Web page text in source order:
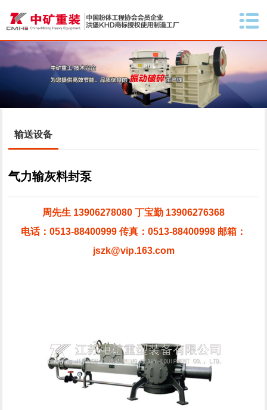
输送设备
气力输灰料封泵
周先生 13906278080 丁宝勤 13906276368
电话：0513-88400999 传真：0513-88400998 邮箱：
jszk@vip.163.com